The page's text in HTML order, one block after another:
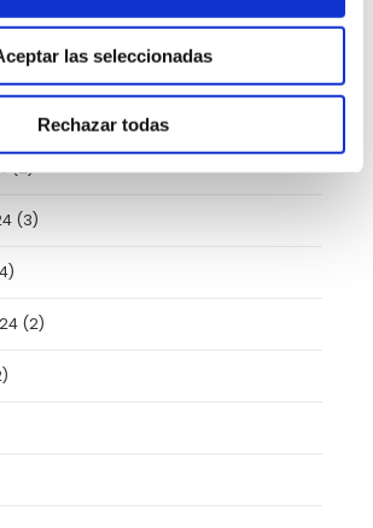
las seleccionadas
Rechazar todas
(2)
(3)
(2)